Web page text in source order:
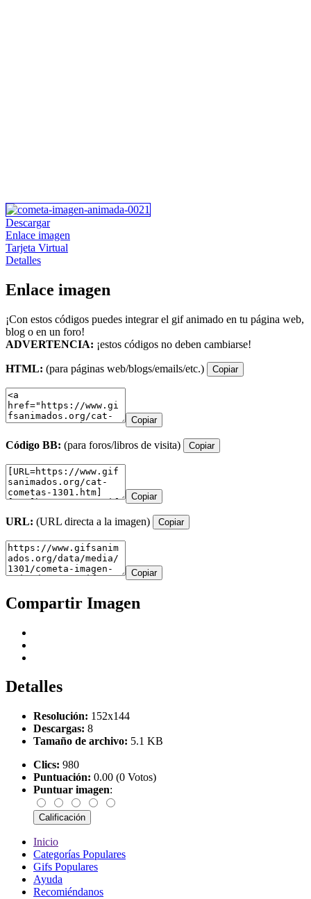
Descargar
Enlace imagen
Tarjeta Virtual
Detalles
Enlace imagen
¡Con estos códigos puedes integrar el gif animado en tu página web,
blog o en un foro!
ADVERTENCIA: ¡estos códigos no deben cambiarse!
HTML: (para páginas web/blogs/emails/etc.) Copiar
Copiar
Código BB: (para foros/libros de visita) Copiar
Copiar
URL: (URL directa a la imagen) Copiar
Copiar
Compartir Imagen
Detalles
Resolución: 152x144
Descargas: 8
Tamaño de archivo: 5.1 KB
Clics: 980
Puntuación: 0.00 (0 Votos)
Puntuar imagen:
Inicio
Categorías Populares
Gifs Populares
Ayuda
Recomiéndanos